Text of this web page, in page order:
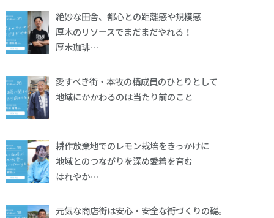
絶妙な田舎、都心との距離感や規模感
厚木のリソースでまだまだやれる！
厚木珈琲…
愛すべき街・本牧の構成員のひとりとして
地域にかかわるのは当たり前のこと
耕作放棄地でのレモン栽培をきっかけに
地域とのつながりを深め愛着を育む
はれやか…
元気な商店街は安心・安全な街づくりの礎。